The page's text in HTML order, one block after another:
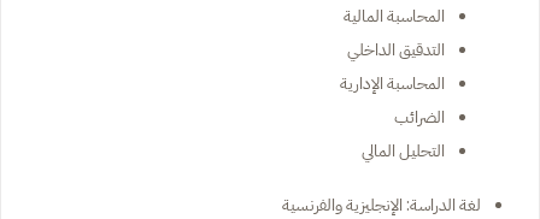
المحاسبة المالية
التدقيق الداخلي
المحاسبة الإدارية
الضرائب
التحليل المالي
لغة الدراسة: الإنجليزية والفرنسية